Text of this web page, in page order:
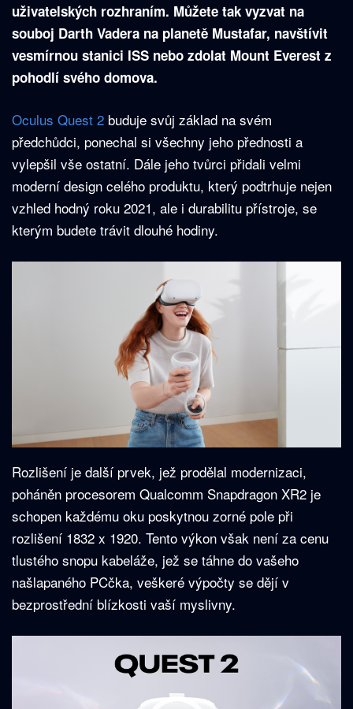
uživatelských rozhraním. Můžete tak vyzvat na
souboj Darth Vadera na planetě Mustafar, navštívit
vesmírnou stanici ISS nebo zdolat Mount Everest z
pohodlí svého domova.
Oculus Quest 2 buduje svůj základ na svém
předchůdci, ponechal si všechny jeho přednosti a
vylepšil vše ostatní. Dále jeho tvůrci přidali velmi
moderní design celého produktu, který podtrhuje nejen
vzhled hodný roku 2021, ale i durabilitu přístroje, se
kterým budete trávit dlouhé hodiny.
Rozlišení je další prvek, jež prodělal modernizaci,
poháněn procesorem Qualcomm Snapdragon XR2 je
schopen každému oku poskytnou zorné pole při
rozlišení 1832 x 1920. Tento výkon však není za cenu
tlustého snopu kabeláže, jež se táhne do vašeho
našlapaného PCčka, veškeré výpočty se dějí v
bezprostřední blízkosti vaší myslivny.